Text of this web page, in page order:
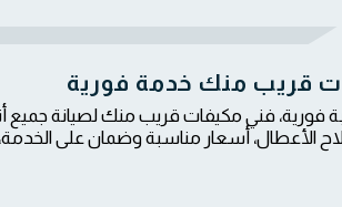
قريب منك خدمة فورية
فني مكيفات قريب منك لصيانة جميع
الأعطال، أسعار مناسبة وضمان على